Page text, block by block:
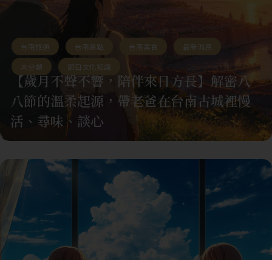
台南旅遊 台南景點 台南美食 最新消息
未分類
節日文化知識
【歲月不聲不響，陪伴來日方長】解密八
八節的溫柔起源，帶老爸在台南古城裡慢
活、尋味、談心